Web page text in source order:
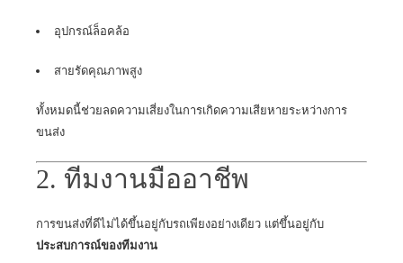
อุปกรณ์ล็อคล้อ
สายรัดคุณภาพสูง
ทั้งหมดนี้ช่วยลดความเสี่ยงในการเกิดความเสียหายระหว่างการ
ขนส่ง
2. ทีมงานมืออาชีพ
การขนส่งที่ดีไม่ได้ขึ้นอยู่กับรถเพียงอย่างเดียว แต่ขึ้นอยู่กับ
ประสบการณ์ของทีมงาน